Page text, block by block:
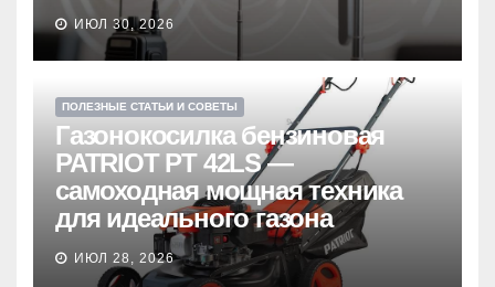
ИЮЛ 30, 2026
ПОЛЕЗНЫЕ СТАТЬИ И СОВЕТЫ
Газонокосилка бензиновая
PATRIOT PT 42LS —
самоходная мощная техника
для идеального газона
ИЮЛ 28, 2026